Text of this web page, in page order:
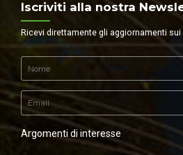
Iscriviti alla nostra
Ricevi direttamente gli aggiornamenti
Argomenti di interesse